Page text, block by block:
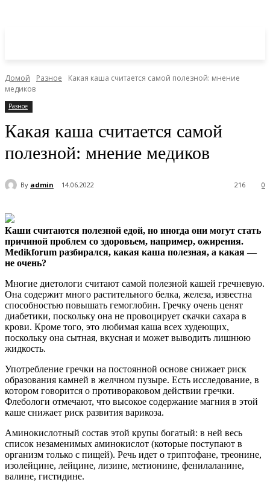
Домой Разное
Какая каша считается самой полезной: мнение
медиков
Разное
Какая каша считается самой
полезной: мнение медиков
By admin 14.06.2022 0
216
Каши считаются полезной едой, но иногда они могут стать
причиной проблем со здоровьем, например, ожирения.
Мedikforum разбирался, какая каша полезная, а какая —
не очень?
Многие диетологи считают самой полезной кашей гречневую.
Она содержит много растительного белка, железа, известна
способностью повышать гемоглобин. Гречку очень ценят
диабетики, поскольку она не провоцирует скачки сахара в
крови. Кроме того, это любимая каша всех худеющих,
поскольку она сытная, вкусная и может выводить лишнюю
жидкость.
Употребление гречки на постоянной основе снижает риск
образования камней в желчном пузыре. Есть исследование, в
котором говорится о противораковом действии гречки.
Флебологи отмечают, что высокое содержание магния в этой
каше снижает риск развития варикоза.
Аминокислотный состав этой крупы богатый: в ней весь
список незаменимых аминокислот (которые поступают в
организм только с пищей). Речь идет о триптофане, треонине,
изолейцине, лейцине, лизине, метионине, фенилаланине,
валине, гистидине.